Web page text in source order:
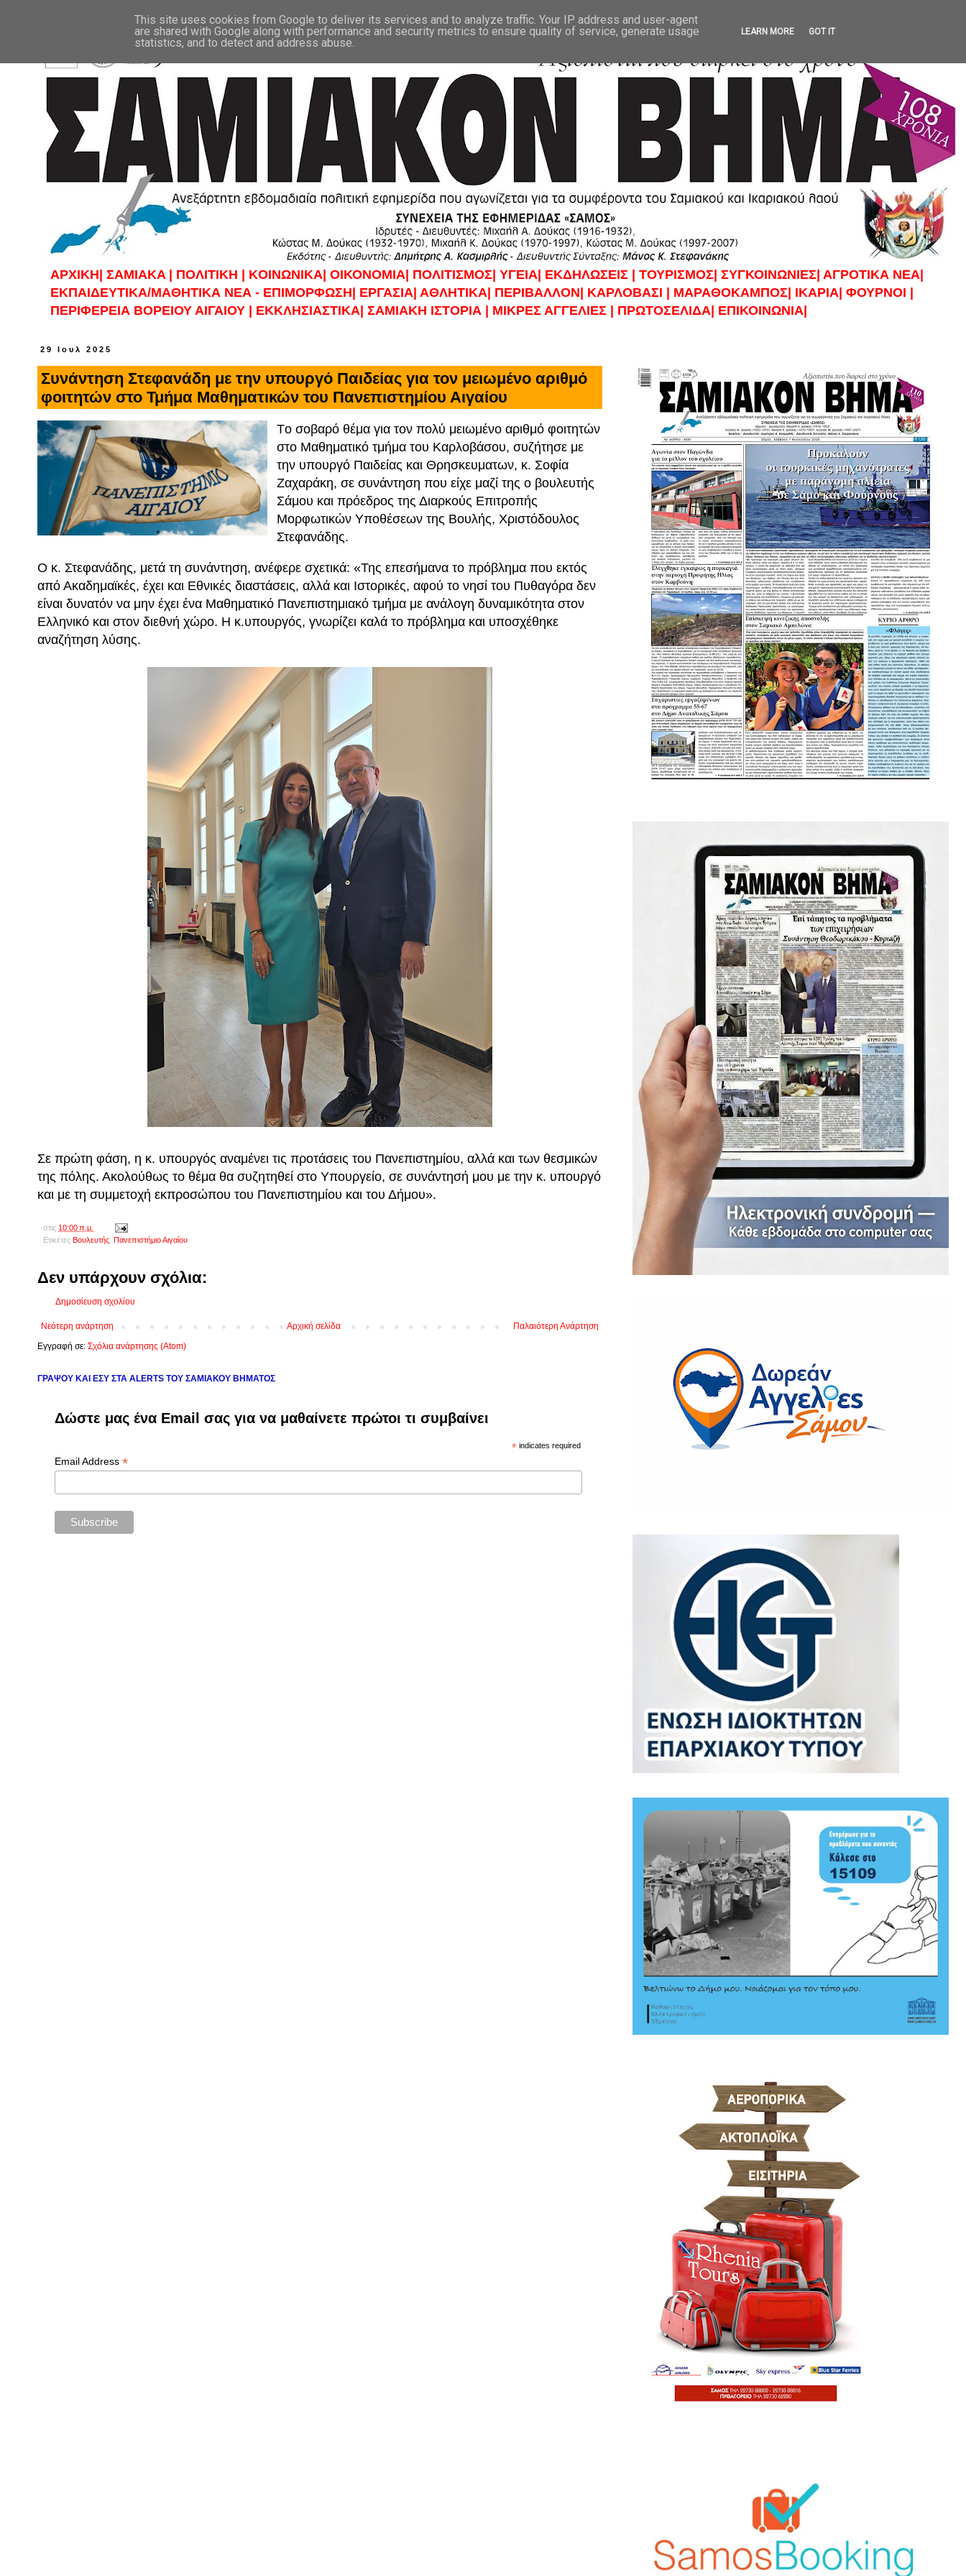
ΑΡΧΙΚΗ| ΣAMIAKA | ΠΟΛΙΤΙΚΗ | KOINΩΝΙΚΑ| ΟΙΚΟΝΟΜΙΑ| ΠΟΛΙΤΙΣΜΟΣ| ΥΓΕΙΑ| ΕΚΔΗΛΩΣΕΙΣ | ΤΟΥΡΙΣΜΟΣ| ΣΥΓΚΟΙΝΩΝΙΕΣ| ΑΓΡΟΤΙΚΑ ΝΕΑ|
ΕΚΠΑΙΔΕΥΤΙΚΑ/ΜΑΘΗΤΙΚΑ ΝΕΑ - ΕΠΙΜΟΡΦΩΣΗ| ΕΡΓΑΣΙΑ| ΑΘΛΗΤΙΚΑ| ΠΕΡΙΒΑΛΛΟΝ| ΚΑΡΛΟΒΑΣΙ | ΜΑΡΑΘΟΚΑΜΠΟΣ| ΙΚΑΡΙΑ| ΦΟΥΡΝΟΙ |
ΠΕΡΙΦΕΡΕΙΑ ΒΟΡΕΙΟΥ ΑΙΓΑΙΟΥ |
ΕΚΚΛΗΣΙΑΣΤΙΚΑ| ΣΑΜΙΑΚΗ ΙΣΤΟΡΙΑ | ΜΙΚΡΕΣ ΑΓΓΕΛΙΕΣ | ΠΡΩΤΟΣΕΛΙΔΑ| ΕΠΙΚΟΙΝΩΝΙΑ|
29 Ιουλ 2025
Συνάντηση Στεφανάδη με την υπουργό Παιδείας για τον μειωμένο αριθμό
φοιτητών στο Τμήμα Μαθηματικών του Πανεπιστημίου Αιγαίου
Tο σοβαρό θέμα για τον πολύ μειωμένο αριθμό φοιτητών
στο Μαθηματικό τμήμα του Καρλοβάσου, συζήτησε με
την υπουργό Παιδείας και Θρησκευματων, κ. Σοφία
Ζαχαράκη, σε συνάντηση που είχε μαζί της ο βουλευτής
Σάμου και πρόεδρος της Διαρκούς Επιτροπής
Μορφωτικών Υποθέσεων της Βουλής, Χριστόδουλος
Στεφανάδης.
Ο κ. Στεφανάδης, μετά τη συνάντηση, ανέφερε σχετικά: «Της επεσήμανα το πρόβλημα που εκτός
από Ακαδημαϊκές, έχει και Εθνικές διαστάσεις, αλλά και Ιστορικές, αφού το νησί του Πυθαγόρα δεν
είναι δυνατόν να μην έχει ένα Μαθηματικό Πανεπιστημιακό τμήμα με ανάλογη δυναμικότητα στον
Ελληνικό και στον διεθνή χώρο. Η κ.υπουργός, γνωρίζει καλά το πρόβλημα και υποσχέθηκε
αναζήτηση λύσης.
Σε πρώτη φάση, η κ. υπουργός αναμένει τις προτάσεις του Πανεπιστημίου, αλλά και των θεσμικών
της πόλης. Ακολούθως το θέμα θα συζητηθεί στο Υπουργείο, σε συνάντησή μου με την κ. υπουργό
και με τη συμμετοχή εκπροσώπου του Πανεπιστημίου και του Δήμου».
στις 10:00 π.μ.
Ετικέτες Βουλευτής Πανεπιστήμιο Αιγαίου
Δεν υπάρχουν σχόλια:
Δημοσίευση σχολίου
Νεότερη ανάρτηση Παλαιότερη Ανάρτηση
Αρχική σελίδα
Εγγραφή σε: Σχόλια ανάρτησης (Atom)
ΓΡΑΨΟΥ ΚΑΙ ΕΣΥ ΣΤΑ ALERTS ΤΟΥ ΣΑΜΙΑΚΟΥ ΒΗΜΑΤΟΣ
Δώστε μας ένα Email σας για να μαθαίνετε πρώτοι τι συμβαίνει
*indicates required
Email Address *
This site uses cookies from Google to deliver its services and to analyze traffic. Your IP address and user-agent
are shared with Google along with performance and security metrics to ensure quality of service, generate usage
statistics, and to detect and address abuse.
LEARN MORE GOT IT